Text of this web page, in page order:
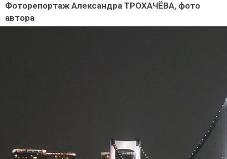
Фоторепортаж Александра ТРОХАЧЁВА, фото
автора